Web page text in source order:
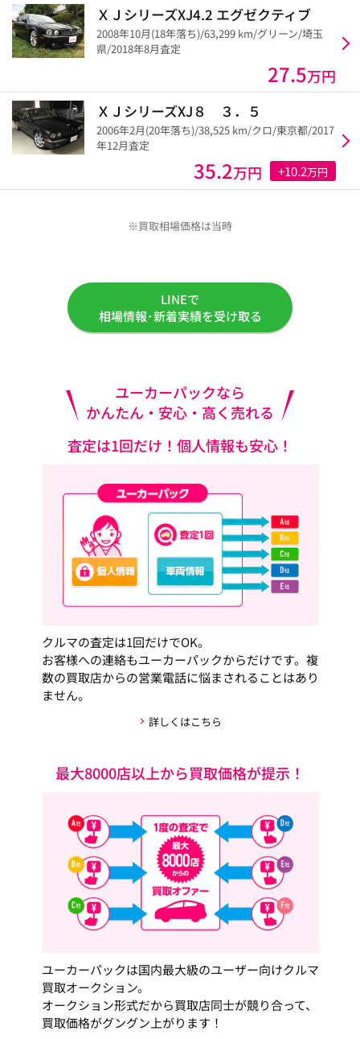
ＸＪシリーズXJ4.2 エグゼクティブ
2008年10月(18年落ち)/63,299 km/グリーン/埼玉
県/2018年8月査定
27.5万円
ＸＪシリーズXJ８ ３．５
2006年2月(20年落ち)/38,525 km/クロ/東京都/2017
年12月査定
35.2万円 +10.2万円
※買取相場価格は当時
LINEで
相場情報･新着実績を受け取る
ユーカーパックなら
かんたん・安心・高く売れる
査定は1回だけ！個人情報も安心！
クルマの査定は1回だけでOK。
お客様への連絡もユーカーパックからだけです。複
数の買取店からの営業電話に悩まされることはあり
ません。
詳しくはこちら
最大8000店以上から買取価格が提示！
ユーカーパックは国内最大級のユーザー向けクルマ
買取オークション。
オークション形式だから買取店同士が競り合って、
買取価格がグングン上がります！